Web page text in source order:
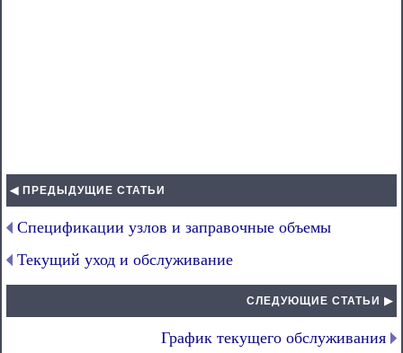
◀ ПРЕДЫДУЩИЕ СТАТЬИ
Спецификации узлов и заправочные объемы
Текущий уход и обслуживание
СЛЕДУЮЩИЕ СТАТЬИ ▶
График текущего обслуживания